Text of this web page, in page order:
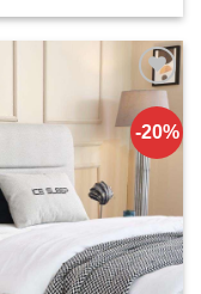
-20%
Добавяне
към
списъка с
харесани
продукти